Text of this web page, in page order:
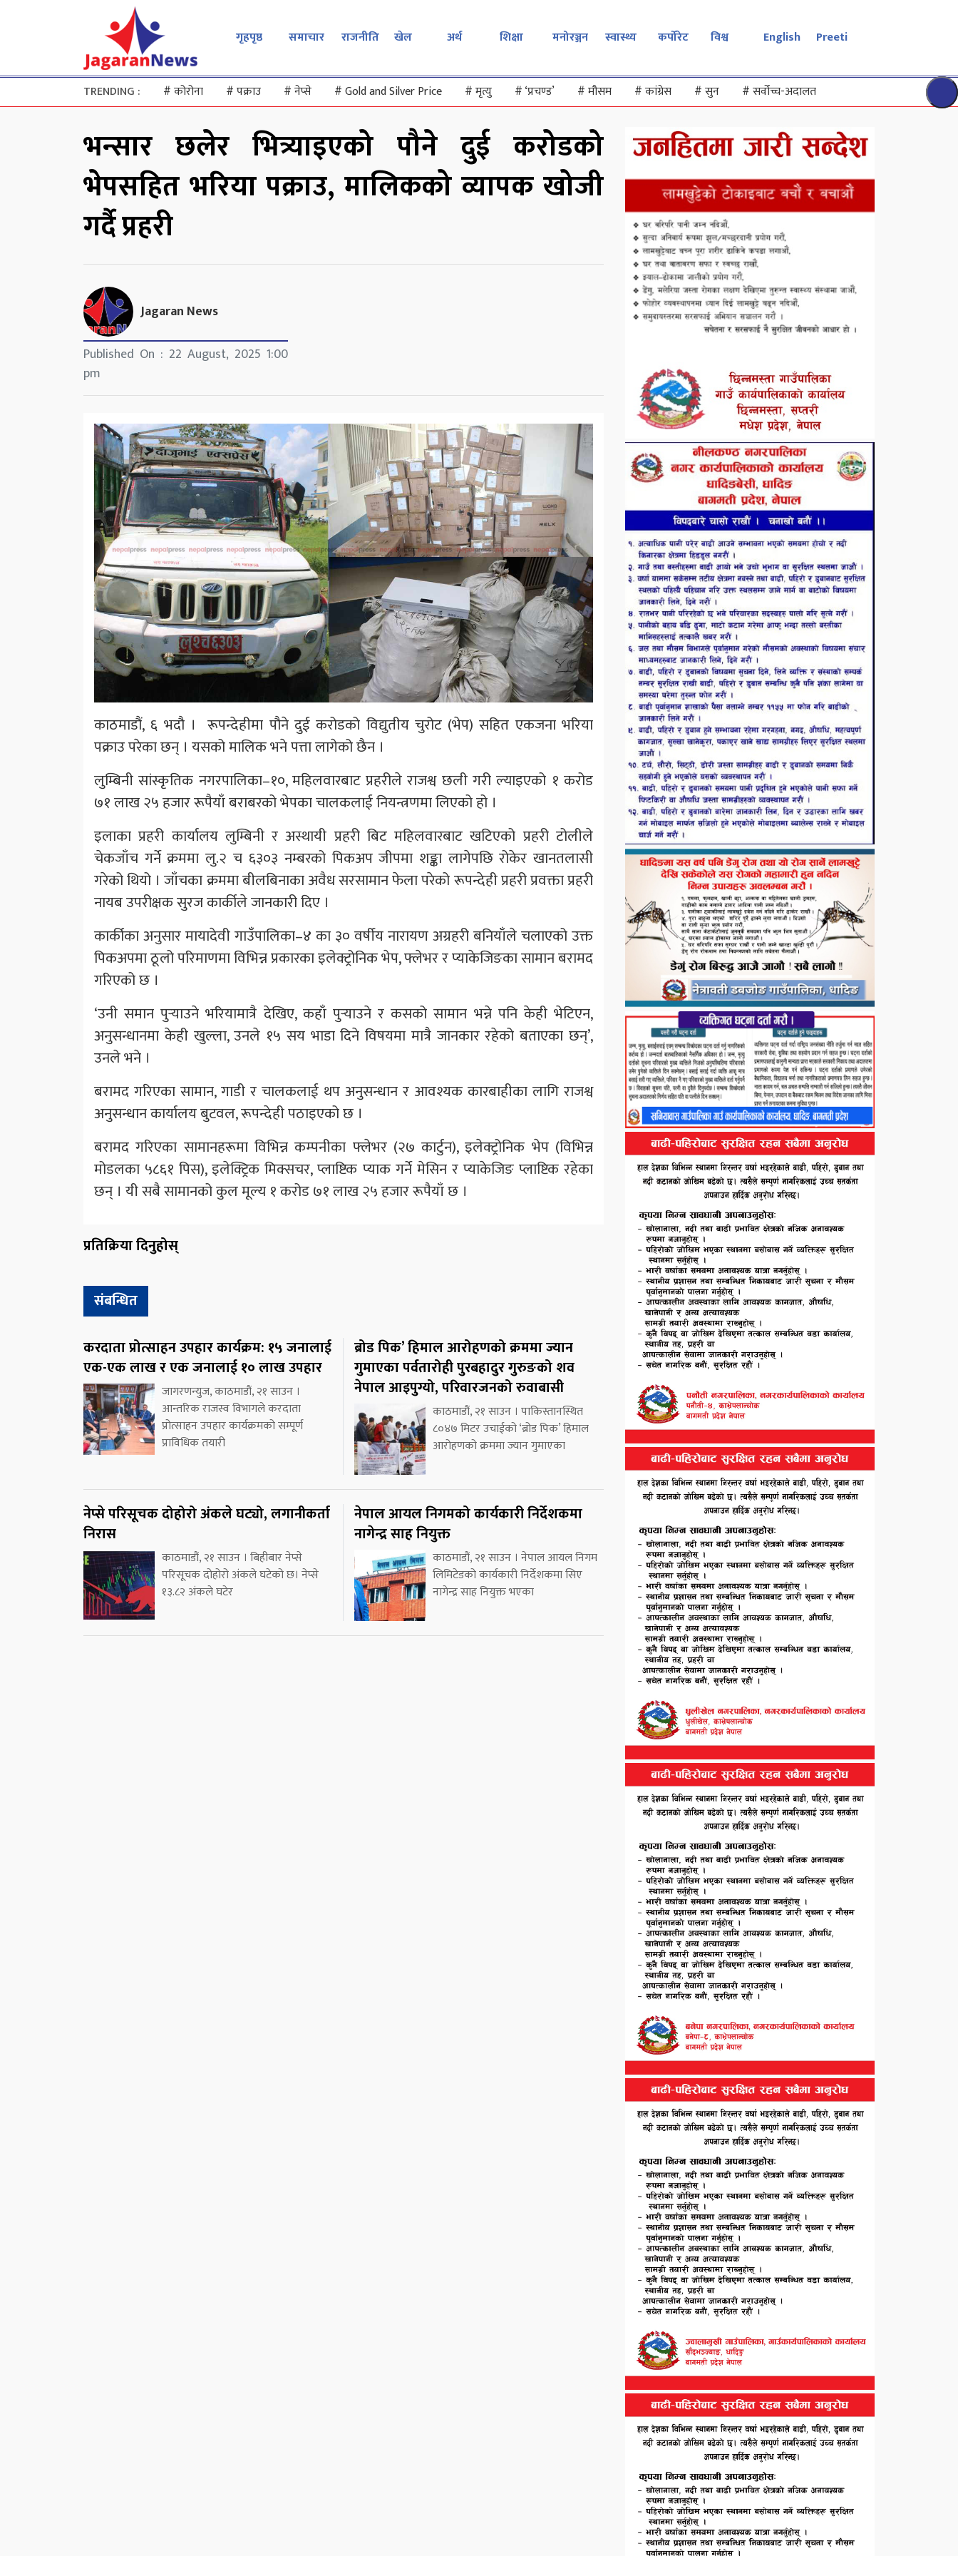
गृहपृष्ठ समाचार राजनीति खेल अर्थ शिक्षा मनोरञ्जन स्वास्थ्य कर्पोरेट विश्व English Preeti
TRENDING : #कोरोना #पक्राउ #नेप्से #Gold and Silver Price #मृत्यु #‘प्रचण्ड’ #मौसम #कांग्रेस #सुन #सर्वोच्च-अदालत
भन्सार छलेर भित्र्याइएको पौने दुई करोडको
भेपसहित भरिया पक्राउ, मालिकको व्यापक खोजी
गर्दै प्रहरी
Jagaran News
Published On : 22 August, 2025 1:00
pm
काठमाडौं, ६ भदौ । रूपन्देहीमा पौने दुई करोडको विद्युतीय चुरोट (भेप) सहित एकजना भरिया
पक्राउ परेका छन् । यसको मालिक भने पत्ता लागेको छैन ।
लुम्बिनी सांस्कृतिक नगरपालिका–१०, महिलवारबाट प्रहरीले राजश्व छली गरी ल्याइएको १ करोड
७१ लाख २५ हजार रूपैयाँ बराबरको भेपका चालकलाई नियन्त्रणमा लिएको हो ।
इलाका प्रहरी कार्यालय लुम्बिनी र अस्थायी प्रहरी बिट महिलवारबाट खटिएको प्रहरी टोलीले
चेकजाँच गर्ने क्रममा लु.२ च ६३०३ नम्बरको पिकअप जीपमा शङ्का लागेपछि रोकेर खानतलासी
गरेको थियो । जाँचका क्रममा बीलबिनाका अवैध सरसामान फेला परेको रूपन्देही प्रहरी प्रवक्ता प्रहरी
नायब उपरीक्षक सुरज कार्कीले जानकारी दिए ।
कार्कीका अनुसार मायादेवी गाउँपालिका–४ का ३० वर्षीय नारायण अग्रहरी बनियाँले चलाएको उक्त
पिकअपमा ठूलो परिमाणमा विभिन्न प्रकारका इलेक्ट्रोनिक भेप, फ्लेभर र प्याकेजिङका सामान बरामद
गरिएको छ ।
‘उनी समान पुर्‍याउने भरियामात्रै देखिए, कहाँ पुर्‍याउने र कसको सामान भन्ने पनि केही भेटिएन,
अनुसन्धानमा केही खुल्ला, उनले १५ सय भाडा दिने विषयमा मात्रै जानकार रहेको बताएका छन्’,
उनले भने ।
बरामद गरिएका सामान, गाडी र चालकलाई थप अनुसन्धान र आवश्यक कारबाहीका लागि राजश्व
अनुसन्धान कार्यालय बुटवल, रूपन्देही पठाइएको छ ।
बरामद गरिएका सामानहरूमा विभिन्न कम्पनीका फ्लेभर (२७ कार्टुन), इलेक्ट्रोनिक भेप (विभिन्न
मोडलका ५८६१ पिस), इलेक्ट्रिक मिक्सचर, प्लाष्टिक प्याक गर्ने मेसिन र प्याकेजिङ प्लाष्टिक रहेका
छन् । यी सबै सामानको कुल मूल्य १ करोड ७१ लाख २५ हजार रूपैयाँ छ ।
प्रतिक्रिया दिनुहोस्
संबन्धित
करदाता प्रोत्साहन उपहार कार्यक्रम: १५ जनालाई
एक-एक लाख र एक जनालाई १० लाख उपहार
जागरणन्युज, काठमाडौं, २१ साउन ।
आन्तरिक राजस्व विभागले करदाता
प्रोत्साहन उपहार कार्यक्रमको सम्पूर्ण
प्राविधिक तयारी
ब्रोड पिक’ हिमाल आरोहणको क्रममा ज्यान
गुमाएका पर्वतारोही पुरबहादुर गुरुङको शव
नेपाल आइपुग्यो, परिवारजनको रुवाबासी
काठमाडौं, २१ साउन । पाकिस्तानस्थित
८०४७ मिटर उचाईको ‘ब्रोड पिक’ हिमाल
आरोहणको क्रममा ज्यान गुमाएका
नेप्से परिसूचक दोहोरो अंकले घट्यो, लगानीकर्ता
निरास
काठमाडौं, २१ साउन । बिहीबार नेप्से
परिसूचक दोहोरो अंकले घटेको छ। नेप्से
१३.८२ अंकले घटेर
नेपाल आयल निगमको कार्यकारी निर्देशकमा
नागेन्द्र साह नियुक्त
काठमाडौं, २१ साउन । नेपाल आयल निगम
लिमिटेडको कार्यकारी निर्देशकमा सिए
नागेन्द्र साह नियुक्त भएका